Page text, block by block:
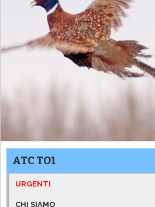
ATC TO1
URGENTI
CHI SIAMO